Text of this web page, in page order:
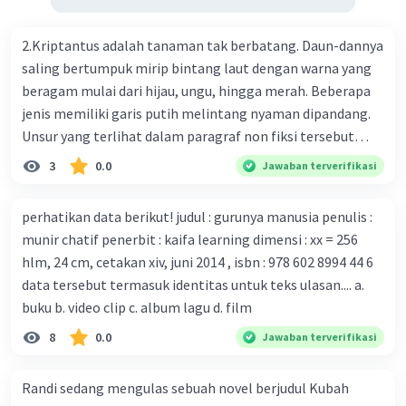
bersama sejumlah perusahaan biotek dan vaksin.
Beberapa waktu lalu, Kepala Laboratorium Identifikasi
Virus dari Institut Peter Doherty untuk Infeksi dan
kekebalan, Melbourne, Julian Druce, menyatakan mereka
mengembangkan virus Corona versi laboratorium dari
tubuh pasien yang terinfeksi untuk uji coba. Tanggapan
yang sesuai dengan berita tersebut adalah ... A.
serangan virus Corona dengan menemukan vaksin virus
tersebut. B. Para ilmuan perlu segera mempelajari virus
corona yang menjadi masalah besar bagi kesehatan dunia
karena persebarannya sangat cepat. C. Masyarakat perlu
mawas diri dan menjaga kesehatan dalam menghadapi
serangan virus corona yang mulai menyebar di Indonesia,
D. Virus corona menjadi masalah besar bagi kesehatan
2.Kriptantus adalah tanaman tak berbatang. Daun-dannya
saling bertumpuk mirip bintang laut dengan warna yang
beragam mulai dari hijau, ungu, hingga merah. Beberapa
jenis memiliki garis putih melintang nyaman dipandang.
Unsur yang terlihat dalam paragraf non fiksi tersebut
adalah... A. cara menyajikan isi buku B. bahasa yang
digunakan C. tokoh dan penokohan D. penyajian alur cerita
3 0.0 Jawaban terverifikasi
perhatikan data berikut! judul : gurunya manusia penulis :
munir chatif penerbit : kaifa learning dimensi : xx = 256
hlm, 24 cm, cetakan xiv, juni 2014 , isbn : 978 602 8994 44 6
data tersebut termasuk identitas untuk teks ulasan.... a.
buku b. video clip c. album lagu d. film
8 0.0 Jawaban terverifikasi
Randi sedang mengulas sebuah novel berjudul Kubah